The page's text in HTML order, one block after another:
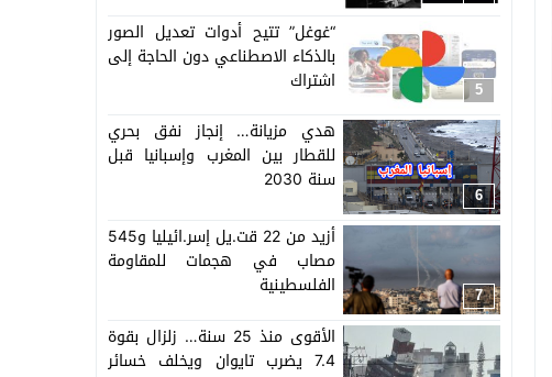
5
“غوغل” تتيح أدوات تعديل الصور
بالذكاء الاصطناعي دون الحاجة إلى
اشتراك
6
هدي مزيانة… إنجاز نفق بحري
للقطار بين المغرب وإسبانيا قبل
سنة 2030
7
أزيد من 22 قت.يل إسر.ائيليا و545
مصاب في هجمات للمقاومة
الفلسطينية
الأقوى منذ 25 سنة… زلزال بقوة
7.4 يضرب تايوان ويخلف خسائر